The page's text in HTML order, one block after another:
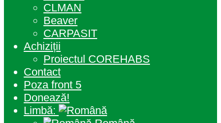
CLMAN
Beaver
CARPASIT
Achiziții
Proiectul COREHABS
Contact
Poza front 5
Donează!
Limbă: